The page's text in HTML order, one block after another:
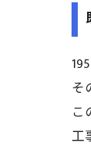
そ
工